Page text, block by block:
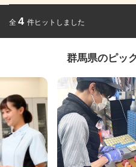
全 4 件ヒットしました
群馬県のピッ